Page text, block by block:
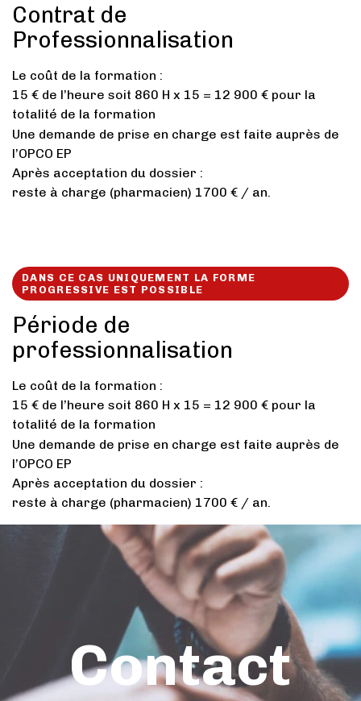
Contrat de
Professionnalisation
Le coût de la formation :
15 € de l’heure soit 860 H x 15 = 12 900 € pour la
totalité de la formation
Une demande de prise en charge est faite auprès de
l’OPCO EP
Après acceptation du dossier :
reste à charge (pharmacien) 1700 € / an.
DANS CE CAS UNIQUEMENT LA FORME
PROGRESSIVE EST POSSIBLE
Période de
professionnalisation
Le coût de la formation :
15 € de l’heure soit 860 H x 15 = 12 900 € pour la
totalité de la formation
Une demande de prise en charge est faite auprès de
l’OPCO EP
Après acceptation du dossier :
reste à charge (pharmacien) 1700 € / an.
Contact